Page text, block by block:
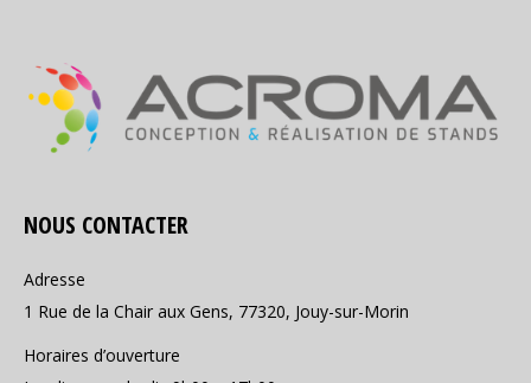
NOUS CONTACTER
Adresse
1 Rue de la Chair aux Gens, 77320, Jouy-sur-Morin
Horaires d’ouverture